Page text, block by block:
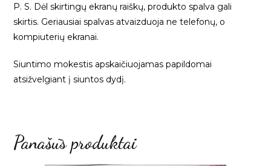
P. S. Dėl skirtingų ekranų raiškų, produkto spalva gali
skirtis. Geriausiai spalvas atvaizduoja ne telefonų, o
kompiuterių ekranai.
Siuntimo mokestis apskaičiuojamas papildomai
atsižvelgiant į siuntos dydį.
Panašūs produktai